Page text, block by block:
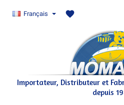
Français favorite
Importateur, Distributeur et
depuis